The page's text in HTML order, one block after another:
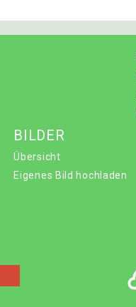
BILDER
Übersicht
Eigenes Bild hochladen